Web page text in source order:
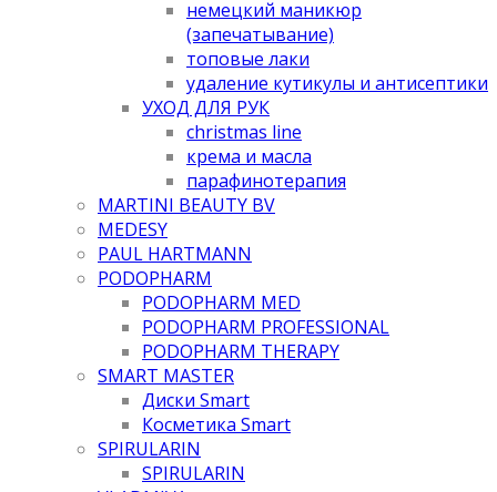
немецкий маникюр
(запечатывание)
топовые лаки
удаление кутикулы и антисептики
УХОД ДЛЯ РУК
christmas line
крема и масла
парафинотерапия
MARTINI BEAUTY BV
MEDESY
PAUL HARTMANN
PODOPHARM
PODOPHARM MED
PODOPHARM PROFESSIONAL
PODOPHARM THERAPY
SMART MASTER
Диски Smart
Косметика Smart
SPIRULARIN
SPIRULARIN